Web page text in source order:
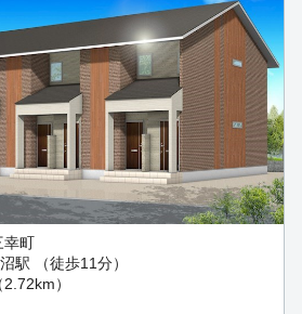
幸町
駅 （徒歩11分）
）